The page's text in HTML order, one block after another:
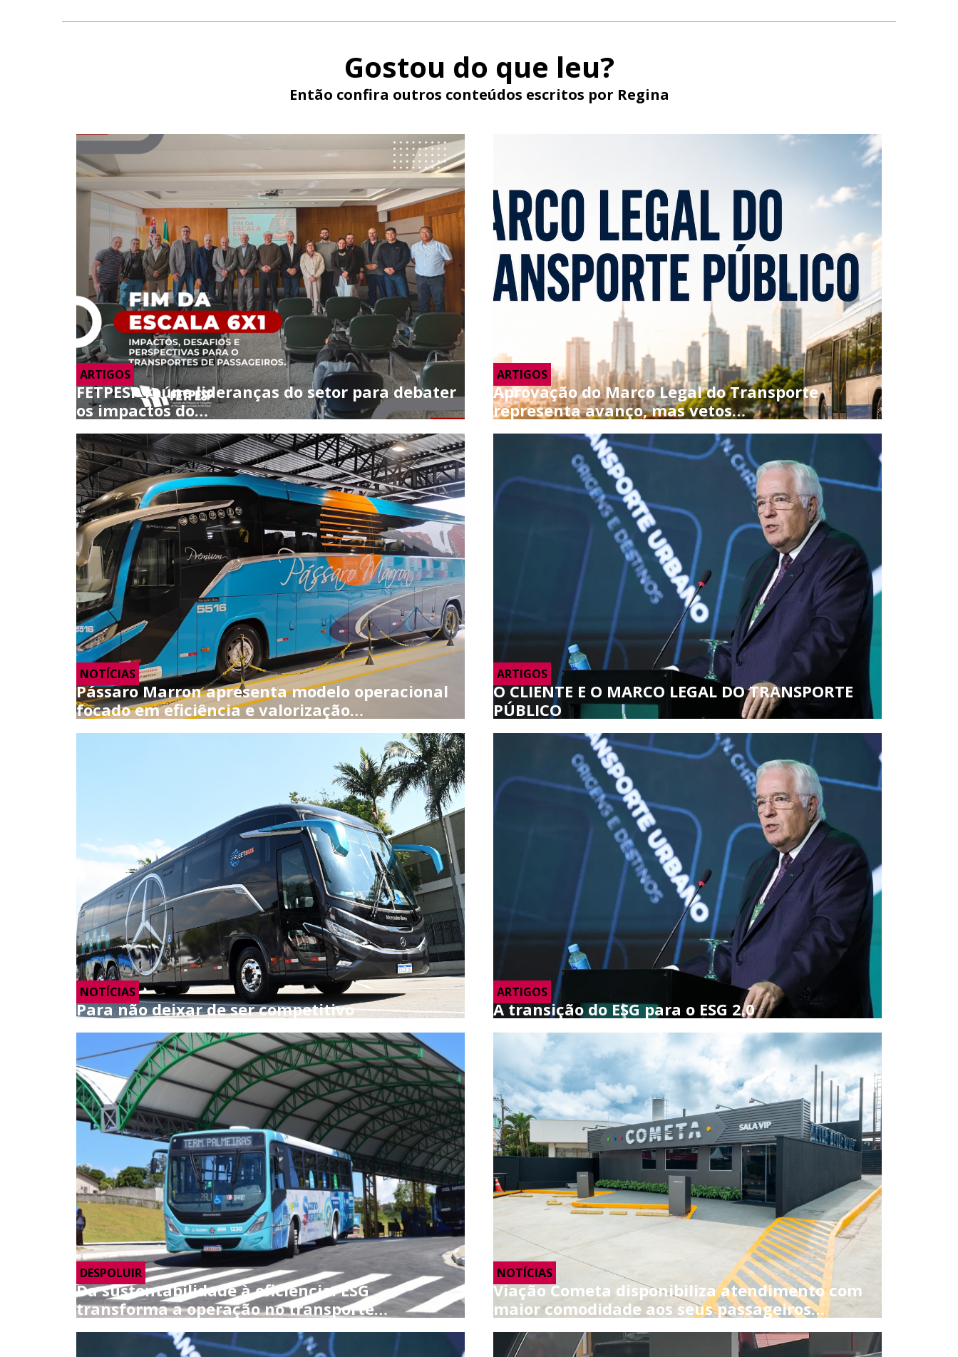
Gostou do que leu?
Então confira outros conteúdos escritos por Regina
ARTIGOS
FETPESP reúne lideranças do setor para debater
os impactos do…
ARTIGOS
Aprovação do Marco Legal do Transporte
representa avanço, mas vetos…
NOTÍCIAS
Pássaro Marron apresenta modelo operacional
focado em eficiência e valorização…
ARTIGOS
O CLIENTE E O MARCO LEGAL DO TRANSPORTE
PÚBLICO
NOTÍCIAS
Para não deixar de ser competitivo
ARTIGOS
A transição do ESG para o ESG 2.0
DESPOLUIR
Da sustentabilidade à eficiência: ESG
transforma a operação no transporte…
NOTÍCIAS
Viação Cometa disponibiliza atendimento com
maior comodidade aos seus passageiros…